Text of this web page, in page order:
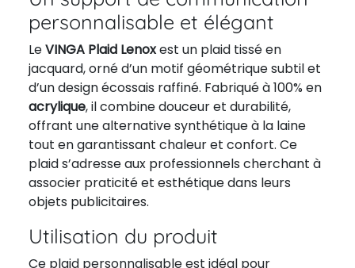
personnalisable et élégant
LeVINGA Plaid Lenoxest un plaid tissé en
jacquard, orné d’un motif géométrique subtil et
d’un design écossais raffiné. Fabriqué à 100% en
acrylique, il combine douceur et durabilité,
offrant une alternative synthétique à la laine
tout en garantissant chaleur et confort. Ce
plaid s’adresse aux professionnels cherchant à
associer praticité et esthétique dans leurs
objets publicitaires.
Utilisation du produit
Ce plaid personnalisable est idéal pour